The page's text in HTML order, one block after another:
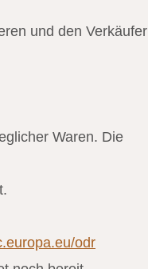
und den Verkäufer
Waren. Die
odr